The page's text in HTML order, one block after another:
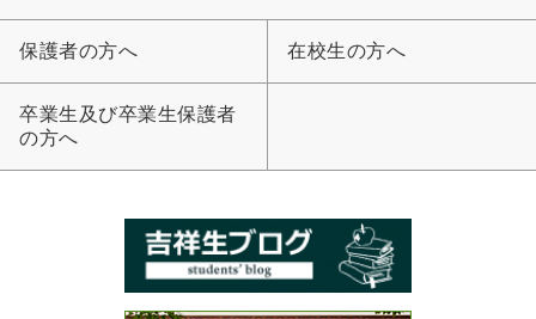
保護者の方へ 在校生の方へ
卒業生及び卒業生保護者
の方へ